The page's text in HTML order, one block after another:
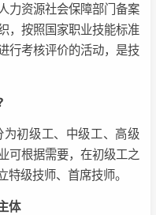
资源社会保障部门备案
，按照国家职业技能标准
行考核评价的活动，是技
初级工、中级工、高级
可根据需要，在初级工之
级技师、首席技师。
体